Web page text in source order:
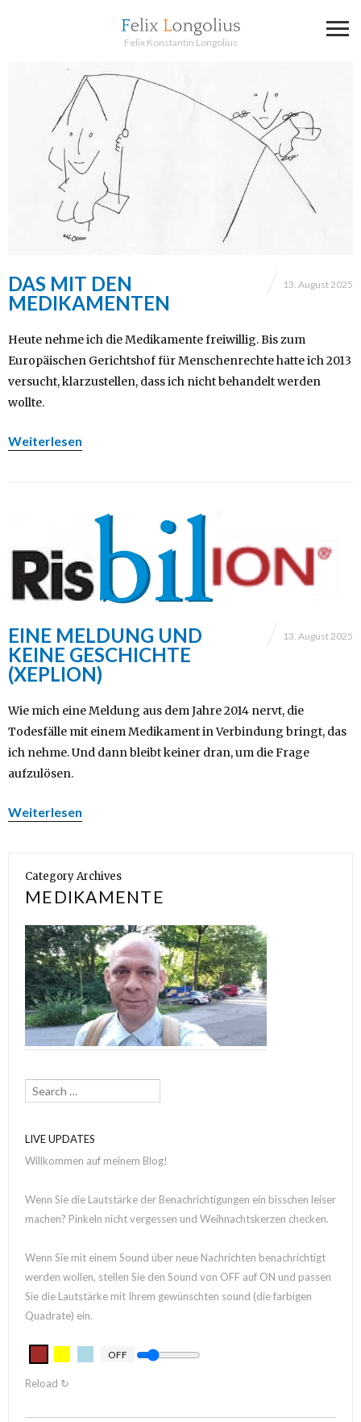
Felix Konstantin Longolius
DAS MIT DEN
MEDIKAMENTEN
13. August 2025
Heute nehme ich die Medikamente freiwillig. Bis zum
Europäischen Gerichtshof für Menschenrechte hatte ich 2013
versucht, klarzustellen, dass ich nicht behandelt werden
wollte.
Weiterlesen
EINE MELDUNG UND
KEINE GESCHICHTE
(XEPLION)
13. August 2025
Wie mich eine Meldung aus dem Jahre 2014 nervt, die
Todesfälle mit einem Medikament in Verbindung bringt, das
ich nehme. Und dann bleibt keiner dran, um die Frage
aufzulösen.
Weiterlesen
Category Archives
MEDIKAMENTE
Search
LIVE UPDATES
Willkommen auf meinem Blog!
Wenn Sie die Lautstärke der Benachrichtigungen ein bisschen leiser
machen? Pinkeln nicht vergessen und Weihnachtskerzen checken.
Wenn Sie mit einem Sound über neue Nachrichten benachrichtigt
werden wollen, stellen Sie den Sound von OFF auf ON und passen
Sie die Lautstärke mit Ihrem gewünschten sound (die farbigen
Quadrate) ein.
OFF
Reload ↻